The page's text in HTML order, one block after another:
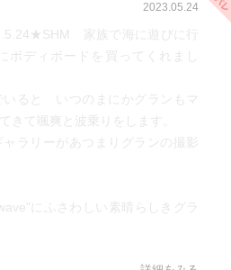
2023.05.24
家族で海に遊びに行
ボディボードを買ってくれまし
いると いつのまにかグランもマ
きて颯爽と波乗りをします。
ラリーがあつまりグランの撮影
にふさわしい素晴らしきグラ